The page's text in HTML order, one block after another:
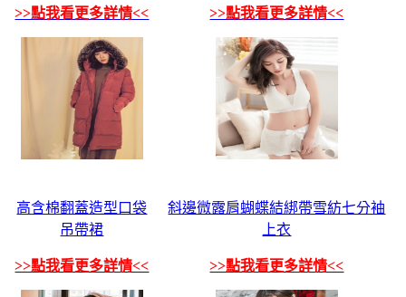
>>點我看更多詳情<< >>點我看更多詳情<<
高含棉翻蓋造型口袋
吊帶裙
>>點我看更多詳情<<
斜邊微露肩蝴蝶結綁帶雪紡七分袖
上衣
>>點我看更多詳情<<